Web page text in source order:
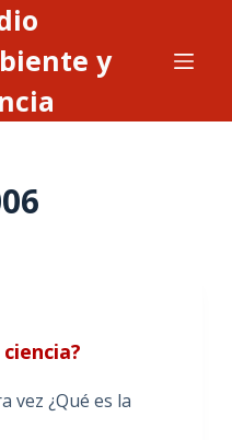
y
vez ¿Qué es la